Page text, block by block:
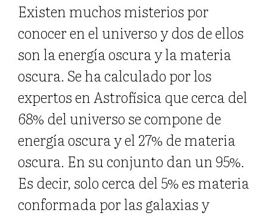
Existen muchos misterios por
conocer en el universo y dos de ellos
son la energía oscura y la materia
oscura. Se ha calculado por los
expertos en Astrofísica que cerca del
68% del universo se compone de
energía oscura y el 27% de materia
oscura. En su conjunto dan un 95%.
Es decir, solo cerca del 5% es materia
conformada por las galaxias y